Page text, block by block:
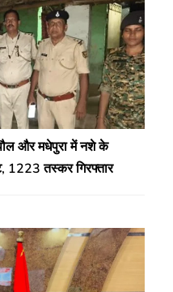
और मधेपुरा में नशे के
1223 तस्कर गिरफ्तार